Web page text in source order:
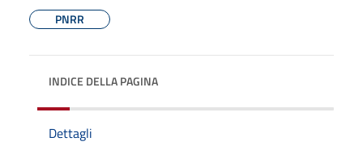
PNRR
INDICE DELLA PAGINA
Dettagli